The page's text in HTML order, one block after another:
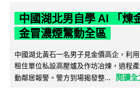
中國湖北男自學 AI 「煉
金冒濃煙驚動全區
中國湖北黃石一名男子見金價高企，利
租住單位私設高壓爐及作坊冶煉，過程
動鄰居報警。警方到場揭發整...
閱讀全